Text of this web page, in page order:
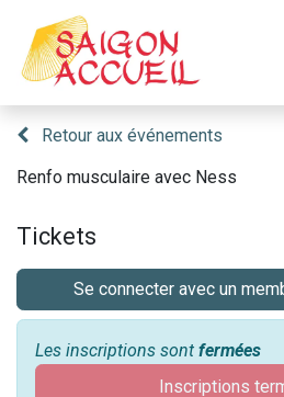
Retour aux événements
Renfo musculaire avec Ness
Tickets
Se connecter avec un
Les inscriptions sont fermées
Inscriptions